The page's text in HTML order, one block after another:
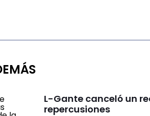
L-Gante canceló un
repercusiones